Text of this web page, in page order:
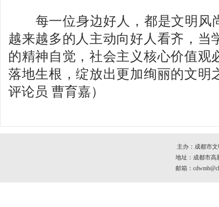
每一位身边好人，都是文明风
越来越多的人主动向好人看齐，当
的精神自觉，社会主义核心价值观
落地生根，绽放出更加绚丽的文明
评论员 曹育嘉）
主办：成都市
地址：成都市高
邮箱：